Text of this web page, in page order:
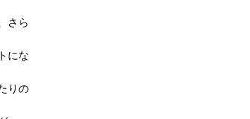
さら
にな
りの